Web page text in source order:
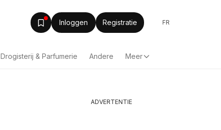
Inloggen Registratie FR
Drogisterij & Parfumerie Andere Meer
ADVERTENTIE